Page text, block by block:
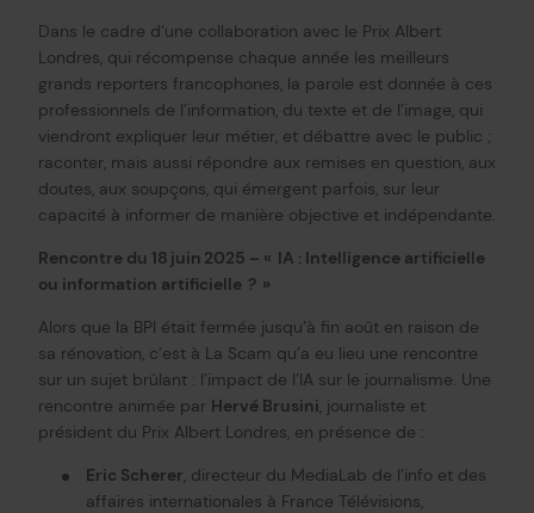
Dans le cadre d’une collaboration avec le Prix Albert
Londres, qui récompense chaque année les meilleurs
grands reporters francophones, la parole est donnée à ces
professionnels de l’information, du texte et de l’image, qui
viendront expliquer leur métier, et débattre avec le public ;
raconter, mais aussi répondre aux remises en question, aux
doutes, aux soupçons, qui émergent parfois, sur leur
capacité à informer de manière objective et indépendante.
Rencontre du 18 juin 2025 – « IA : Intelligence artificielle
ou information artificielle ? »
Alors que la BPI était fermée jusqu’à fin août en raison de
sa rénovation, c’est à La Scam qu’a eu lieu une rencontre
sur un sujet brûlant : l’impact de l’IA sur le journalisme. Une
rencontre animée par Hervé Brusini, journaliste et
président du Prix Albert Londres, en présence de :
Eric Scherer, directeur du MediaLab de l’info et des
affaires internationales à France Télévisions,